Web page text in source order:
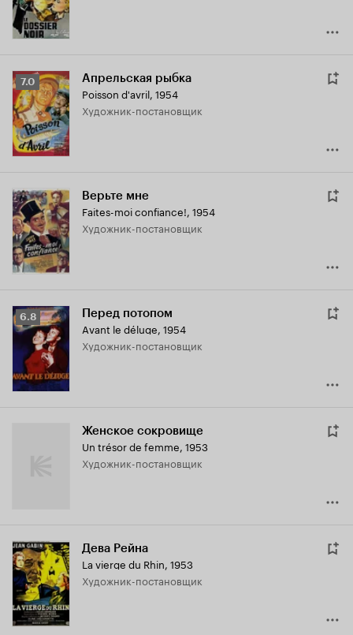
Рейтинг
Кинопоиска
7.0
7.0 Апрельская рыбка
Poisson d'avril, 1954
Художник-постановщик
Верьте мне
Faites-moi confiance!, 1954
Художник-постановщик
Рейтинг
Кинопоиска
6.8
6.8 Перед потопом
Avant le déluge, 1954
Художник-постановщик
Женское сокровище
Un trésor de femme, 1953
Художник-постановщик
Дева Рейна
La vierge du Rhin, 1953
Художник-постановщик